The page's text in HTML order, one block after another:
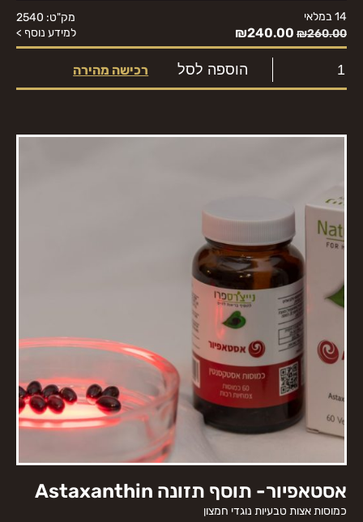
14 במלאי
₪260.00
₪240.00
מק"ט: 2540
למידע נוסף >
הוספה לסל רכישה מהירה
‏אסטאפיור- תוסף תזונה Astaxanthin
כמוסות אצות טבעיות נוגדי חמצון